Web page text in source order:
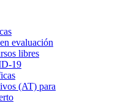
evaluación
libres
19
(AT) para